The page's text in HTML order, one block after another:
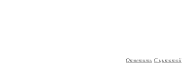
Ответить С цитатой